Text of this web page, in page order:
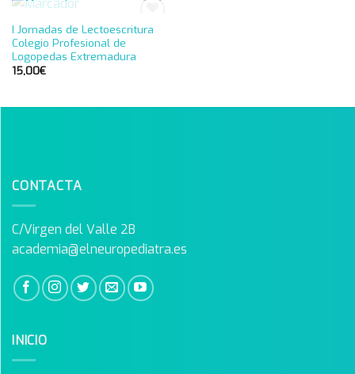
Añadir
lista de
AGOTADO
I Jornadas de Lectoescritura
Colegio Profesional de
Logopedas Extremadura
15,00€
CONTACTA
C/Virgen del Valle 2B
academia@elneuropediatra.es
INICIO